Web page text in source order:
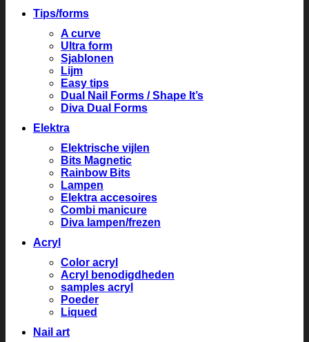
Tips/forms
A curve
Ultra form
Sjablonen
Lijm
Easy tips
Dual Nail Forms / Shape It’s
Diva Dual Forms
Elektra
Elektrische vijlen
Bits Magnetic
Rainbow Bits
Lampen
Elektra accesoires
Combi manicure
Diva lampen/frezen
Acryl
Color acryl
Acryl benodigdheden
samples acryl
Poeder
Liqued
Nail art